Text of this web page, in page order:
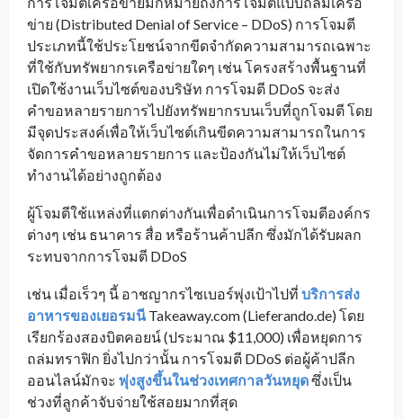
ข่าย (Distributed Denial of Service – DDoS) การโจมตี
ประเภทนี้ใช้ประโยชน์จากขีดจำกัดความสามารถเฉพาะ
ที่ใช้กับทรัพยากรเครือข่ายใดๆ เช่น โครงสร้างพื้นฐานที่
เปิดใช้งานเว็บไซต์ของบริษัท การโจมตี DDoS จะส่ง
คำขอหลายรายการไปยังทรัพยากรบนเว็บที่ถูกโจมตี โดย
มีจุดประสงค์เพื่อให้เว็บไซต์เกินขีดความสามารถในการ
จัดการคำขอหลายรายการ และป้องกันไม่ให้เว็บไซต์
ทำงานได้อย่างถูกต้อง
ผู้โจมตีใช้แหล่งที่แตกต่างกันเพื่อดำเนินการโจมตีองค์กร
ต่างๆ เช่น ธนาคาร สื่อ หรือร้านค้าปลีก ซึ่งมักได้รับผลก
ระทบจากการโจมตี DDoS
เช่น เมื่อเร็วๆ นี้ อาชญากรไซเบอร์พุ่งเป้าไปที่ บริการส่ง
อาหารของเยอรมนีTakeaway.com (Lieferando.de) โดย
เรียกร้องสองบิตคอยน์ (ประมาณ $11,000) เพื่อหยุดการ
ถล่มทราฟิก ยิ่งไปกว่านั้น การโจมตี DDoS ต่อผู้ค้าปลีก
ออนไลน์มักจะ พุ่งสูงขึ้นในช่วงเทศกาลวันหยุดซึ่งเป็น
ช่วงที่ลูกค้าจับจ่ายใช้สอยมากที่สุด